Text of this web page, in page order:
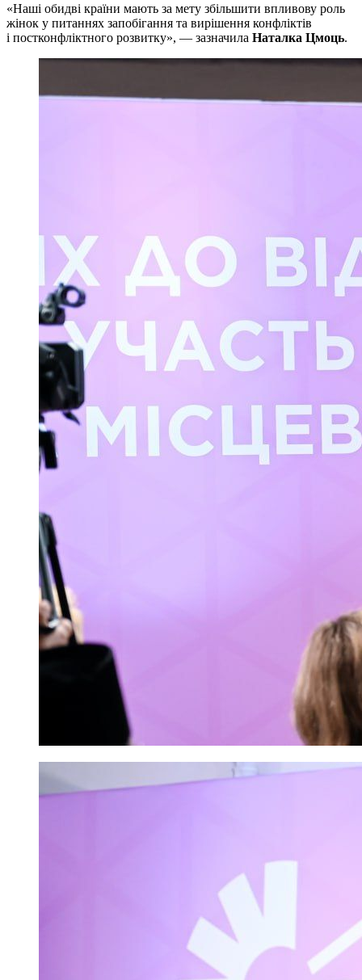
«Наші обидві країни мають за мету збільшити впливову роль
жінок у питаннях запобігання та вирішення конфліктів
і постконфліктного розвитку», — зазначила Наталка Цмоць.